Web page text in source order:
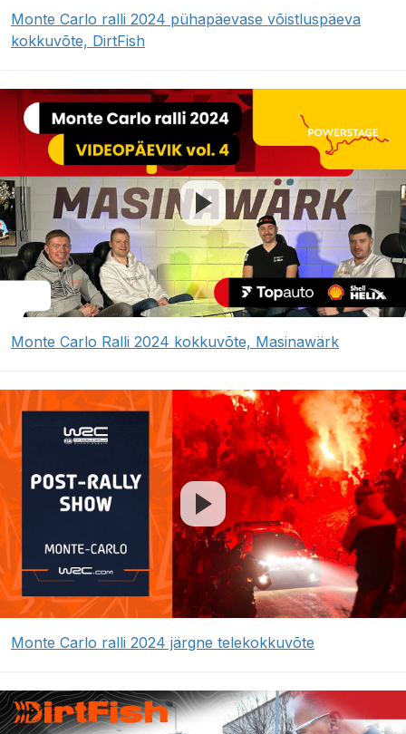
Monte Carlo ralli 2024 pühapäevase võistluspäeva
kokkuvõte, DirtFish
Monte Carlo Ralli 2024 kokkuvõte, Masinawärk
Monte Carlo ralli 2024 järgne telekokkuvõte